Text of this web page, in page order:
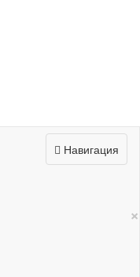
Навигация
×